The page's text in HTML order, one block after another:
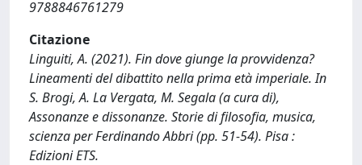
9788846761279
Citazione
Linguiti, A. (2021). Fin dove giunge la provvidenza?
Lineamenti del dibattito nella prima età imperiale. In
S. Brogi, A. La Vergata, M. Segala (a cura di),
Assonanze e dissonanze. Storie di filosofia, musica,
scienza per Ferdinando Abbri (pp. 51-54). Pisa :
Edizioni ETS.